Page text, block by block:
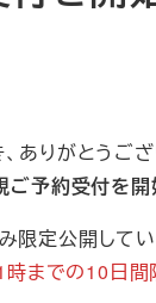
ありがとうござ
ご予約受付を開
定公開してい
までの10日間